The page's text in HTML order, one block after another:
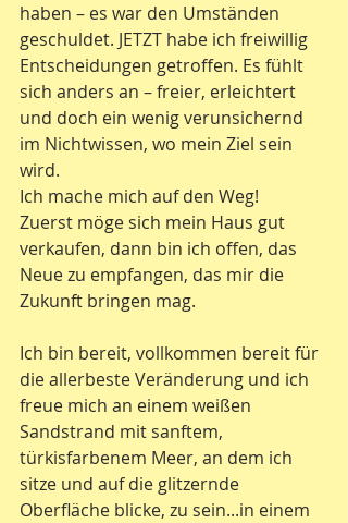
haben – es war den Umständen
geschuldet. JETZT habe ich freiwillig
Entscheidungen getroffen. Es fühlt
sich anders an – freier, erleichtert
und doch ein wenig verunsichernd
im Nichtwissen, wo mein Ziel sein
wird.
Ich mache mich auf den Weg!
Zuerst möge sich mein Haus gut
verkaufen, dann bin ich offen, das
Neue zu empfangen, das mir die
Zukunft bringen mag.
Ich bin bereit, vollkommen bereit für
die allerbeste Veränderung und ich
freue mich an einem weißen
Sandstrand mit sanftem,
türkisfarbenem Meer, an dem ich
sitze und auf die glitzernde
Oberfläche blicke, zu sein...in einem